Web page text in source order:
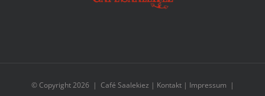
© Copyright2026 | Café Saalekiez | Kontakt| Impressum |